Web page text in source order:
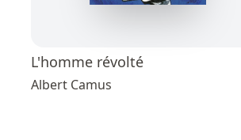
L'homme révolté
Albert Camus